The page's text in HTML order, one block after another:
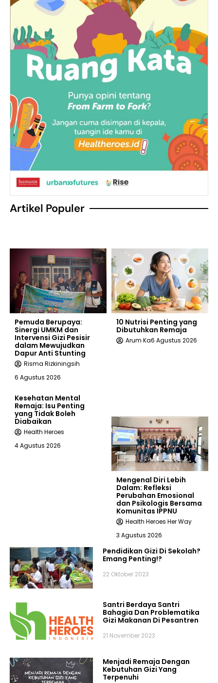
Artikel Populer
Pemuda Berupaya:
Sinergi UMKM dan
Intervensi Gizi Pesisir
dalam Mewujudkan
Dapur Anti Stunting
Risma Rizkiningsih
6 Agustus 2026
10 Nutrisi Penting yang
Dibutuhkan Remaja
Arum Ka6 Agustus 2026
Kesehatan Mental
Remaja: Isu Penting
yang Tidak Boleh
Diabaikan
Health Heroes
4 Agustus 2026
Mengenal Diri Lebih
Dalam: Refleksi
Perubahan Emosional
dan Psikologis Bersama
Komunitas IPPNU
Health Heroes Her Way
3 Agustus 2026
Pendidikan Gizi Di Sekolah?
Emang Penting!?
22 Oktober 2023
Santri Berdaya Santri
Bahagia Dan Problematika
Gizi Makanan Di Pesantren
21 November 2023
Menjadi Remaja Dengan
Kebutuhan Gizi Yang
Terpenuhi